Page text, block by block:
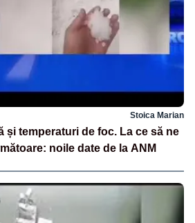
Stoica Marian
și temperaturi de foc. La ce să ne
noile date de la ANM